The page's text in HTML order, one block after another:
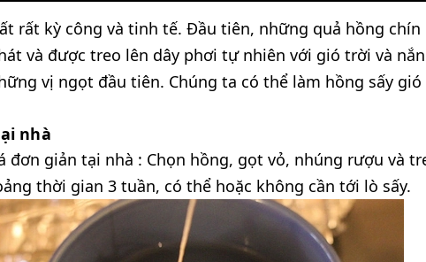
rất kỳ công và tinh tế. Đầu tiên, những quả hồng
và được treo lên dây phơi tự nhiên với gió trời và
vị ngọt đầu tiên. Chúng ta có thể làm hồng sấy
nhà
đơn giản tại nhà : Chọn hồng, gọt vỏ, nhúng rượu và
thời gian 3 tuần, có thể hoặc không cần tới lò sấy.